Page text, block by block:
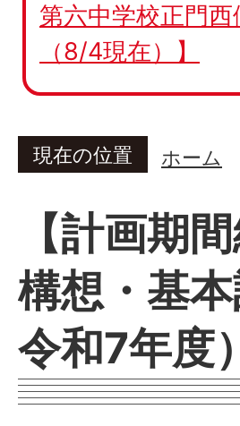
第六中学校正門
（8/4現在）】
現在の位置 ホーム
【計画期
構想・基
令和7年度）